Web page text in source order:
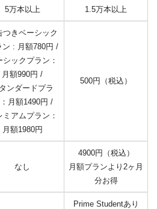
5万本以上 1.5万本以上
つきベーシック
ン : 月額780円 /
シックプラン：
月額990円 /
ンダードプラ
月額1490円 /
ミアムプラン：
月額1980円
500円（税込）
なし
4900円（税込）
月額プランより2ヶ月
分お得
Prime Studentあり